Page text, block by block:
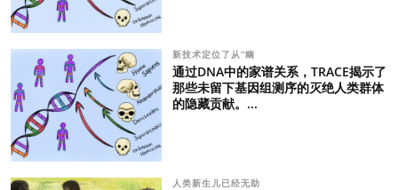
新技术定位了从“幽
通过DNA中的家谱关系，TRACE揭示了
那些未留下基因组测序的灭绝人类群体
的隐藏贡献。...
人类新生儿已经无助